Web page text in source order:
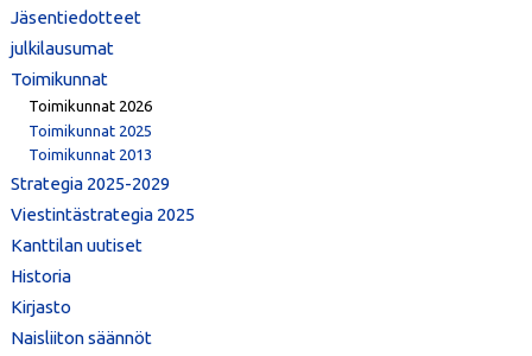
Jäsentiedotteet
julkilausumat
Toimikunnat
Toimikunnat 2026
Toimikunnat 2025
Toimikunnat 2013
Strategia 2025-2029
Viestintästrategia 2025
Kanttilan uutiset
Historia
Kirjasto
Naisliiton säännöt